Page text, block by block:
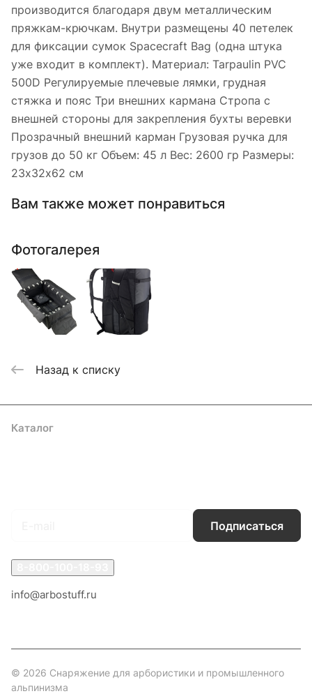
производится благодаря двум металлическим
пряжкам-крючкам. Внутри размещены 40 петелек
для фиксации сумок Spacecraft Bag (одна штука
уже входит в комплект). Материал: Tarpaulin PVC
500D Регулируемые плечевые лямки, грудная
стяжка и пояс Три внешних кармана Стропа с
внешней стороны для закрепления бухты веревки
Прозрачный внешний карман Грузовая ручка для
грузов до 50 кг Объем: 45 л Вес: 2600 гр Размеры:
23х32х62 см
Вам также может понравиться
Фотогалерея
Назад к списку
Каталог
Подписаться
info@arbostuff.ru
© 2026 Снаряжение для арбористики и промышленного
альпинизма